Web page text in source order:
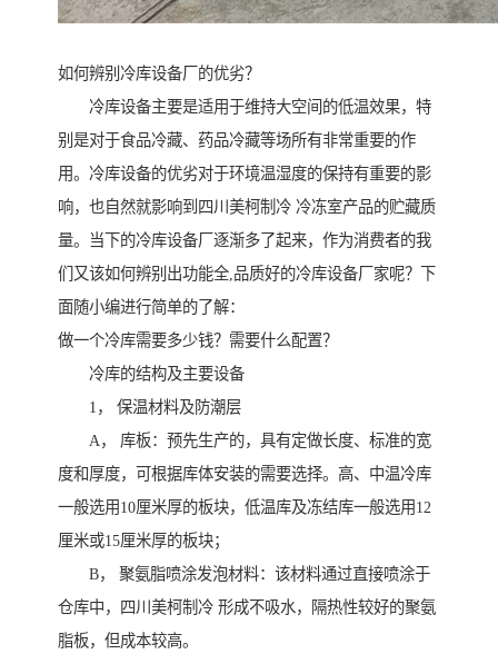
如何辨别冷库设备厂的优劣？
冷库设备主要是适用于维持大空间的低温效果，特
别是对于食品冷藏、药品冷藏等场所有非常重要的作
用。冷库设备的优劣对于环境温湿度的保持有重要的影
响，也自然就影响到四川美柯制冷 冷冻室产品的贮藏质
量。当下的冷库设备厂逐渐多了起来，作为消费者的我
们又该如何辨别出功能全,品质好的冷库设备厂家呢？下
面随小编进行简单的了解：
做一个冷库需要多少钱？需要什么配置？
冷库的结构及主要设备
1， 保温材料及防潮层
A， 库板：预先生产的，具有定做长度、标准的宽
度和厚度，可根据库体安装的需要选择。高、中温冷库
一般选用10厘米厚的板块，低温库及冻结库一般选用12
厘米或15厘米厚的板块；
B， 聚氨脂喷涂发泡材料：该材料通过直接喷涂于
仓库中，四川美柯制冷 形成不吸水，隔热性较好的聚氨
脂板，但成本较高。